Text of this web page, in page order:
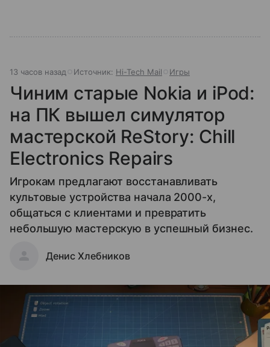
13 часов назад Источник: Hi-Tech Mail Игры
Чиним старые Nokia и iPod:
на ПК вышел симулятор
мастерской ReStory: Chill
Electronics Repairs
Игрокам предлагают восстанавливать
культовые устройства начала 2000-х,
общаться с клиентами и превратить
небольшую мастерскую в успешный бизнес.
Денис Хлебников